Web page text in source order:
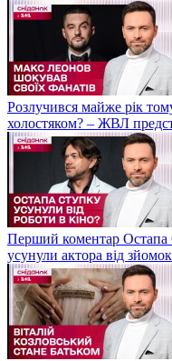
Розлучився майже рік
холостяком? – ЖВЛ
Перший коментар Остапа
усунули актора від